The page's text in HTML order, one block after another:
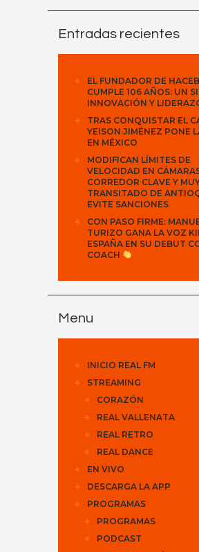
Entradas recientes
EL FUNDADOR DE HACEB
CUMPLE 106 AÑOS: UN
INNOVACIÓN Y
TRAS CONQUISTAR EL
YEISON JIMÉNEZ PONE
EN MÉXICO
MODIFICAN LÍMITES DE
VELOCIDAD EN
CORREDOR CLAVE Y
TRANSITADO DE
EVITE SANCIONES
CON PASO FIRME:
TURIZO GANA LA VOZ
ESPAÑA EN SU DEBUT
COACH
Menu
INICIO REAL FM
STREAMING
CORAZÓN
REAL VALLENATA
REAL RETRO
REAL DANCE
EN VIVO
DESCARGA LA APP
PROGRAMAS
PROGRAMAS
PODCAST